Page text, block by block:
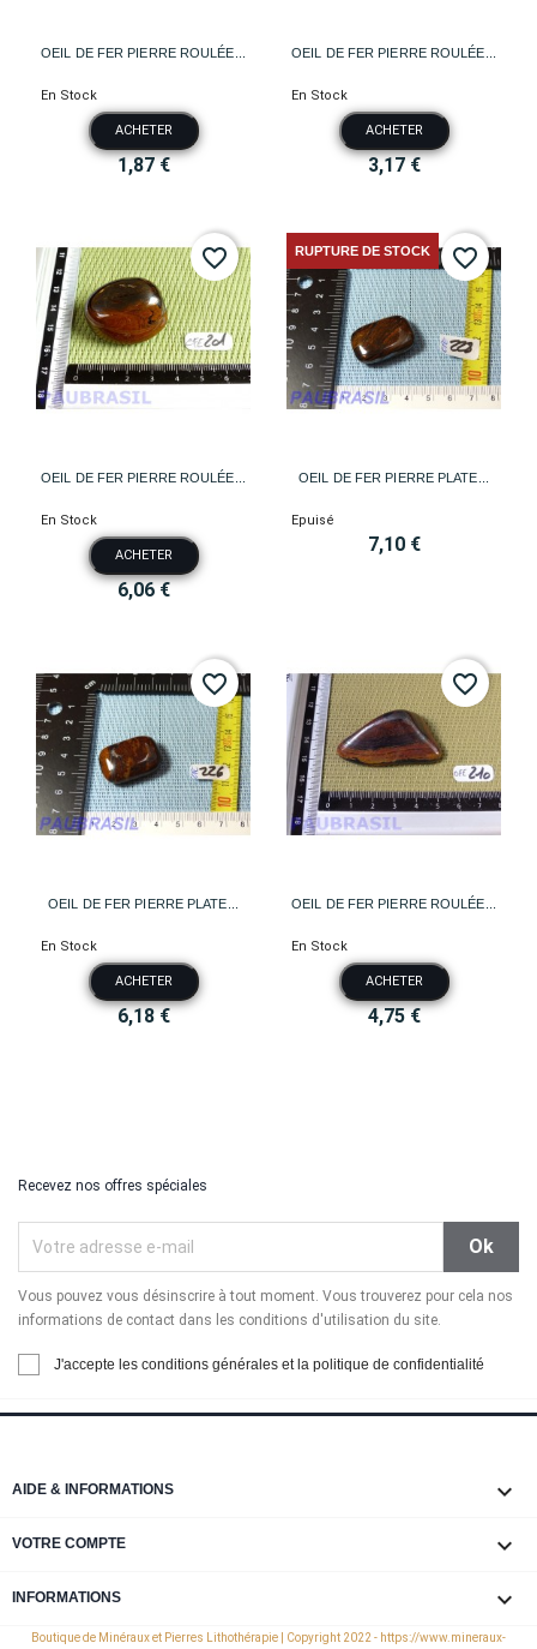
OEIL DE FER PIERRE ROULÉE...
En Stock
ACHETER
1,87 €
OEIL DE FER PIERRE ROULÉE...
En Stock
ACHETER
3,17 €
OEIL DE FER PIERRE ROULÉE...
En Stock
ACHETER
6,06 €
favorite_border
OEIL DE FER PIERRE PLATE...
Epuisé
7,10 €
RUPTURE DE STOCK favorite_border
OEIL DE FER PIERRE PLATE...
En Stock
ACHETER
6,18 €
favorite_border
OEIL DE FER PIERRE ROULÉE...
En Stock
ACHETER
4,75 €
favorite_border
Recevez nos offres spéciales
Vous pouvez vous désinscrire à tout moment. Vous trouverez pour cela nos
informations de contact dans les conditions d'utilisation du site.
J'accepte les conditions générales et la politique de confidentialité
AIDE & INFORMATIONS 
VOTRE COMPTE 
INFORMATIONS keyboard_arrow_down
Boutique de Minéraux et Pierres Lithothérapie | Copyright 2022 - https://www.mineraux-